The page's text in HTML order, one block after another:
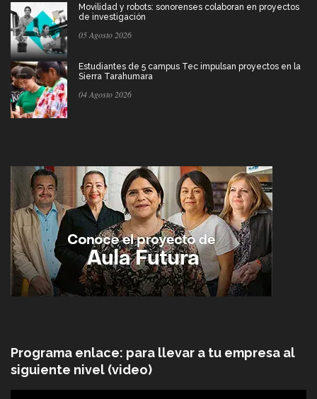
Movilidad y robots: sonorenses colaboran en proyectos
de investigación
05 Agosto 2026
Estudiantes de 5 campus Tec impulsan proyectos en la
Sierra Tarahumara
04 Agosto 2026
Programa enlace: para llevar a tu empresa al
siguiente nivel (video)